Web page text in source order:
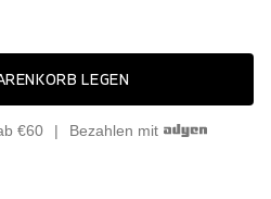
LEGEN
€60 Bezahlen mit